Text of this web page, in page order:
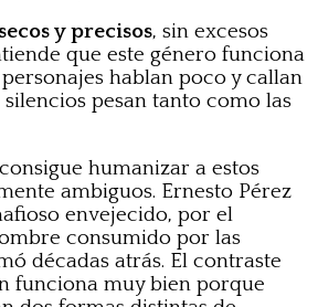
y precisos, sin excesos
que este género funciona
hablan poco y callan
pesan tanto como las
humanizar a estos
ambiguos. Ernesto Pérez
envejecido, por el
consumido por las
décadas atrás. El contraste
funciona muy bien porque